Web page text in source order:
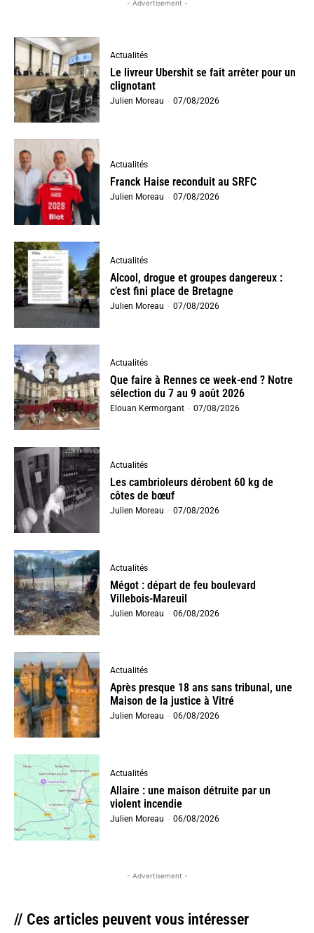
- Advertisement -
Actualités
Le livreur Ubershit se fait arrêter pour un
clignotant
Julien Moreau - 07/08/2026
Actualités
Franck Haise reconduit au SRFC
Julien Moreau - 07/08/2026
Actualités
Alcool, drogue et groupes dangereux :
c’est fini place de Bretagne
Julien Moreau - 07/08/2026
Actualités
Que faire à Rennes ce week-end ? Notre
sélection du 7 au 9 août 2026
Elouan Kermorgant - 07/08/2026
Actualités
Les cambrioleurs dérobent 60 kg de
côtes de bœuf
Julien Moreau - 07/08/2026
Actualités
Mégot : départ de feu boulevard
Villebois-Mareuil
Julien Moreau - 06/08/2026
Actualités
Après presque 18 ans sans tribunal, une
Maison de la justice à Vitré
Julien Moreau - 06/08/2026
Actualités
Allaire : une maison détruite par un
violent incendie
Julien Moreau - 06/08/2026
- Advertisement -
// Ces articles peuvent vous intéresser